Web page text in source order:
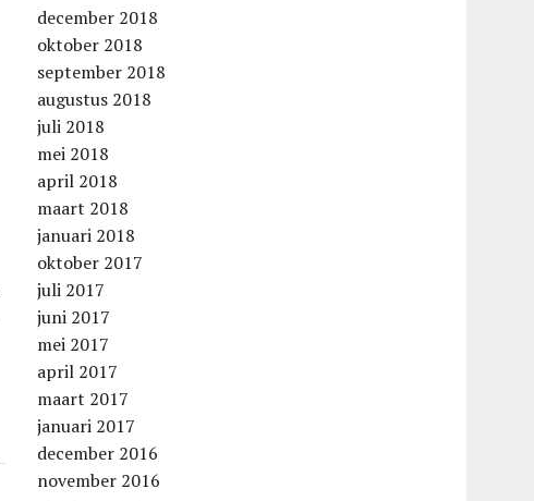
december 2018
oktober 2018
september 2018
augustus 2018
juli 2018
mei 2018
april 2018
maart 2018
januari 2018
oktober 2017
juli 2017
juni 2017
mei 2017
april 2017
maart 2017
januari 2017
december 2016
november 2016